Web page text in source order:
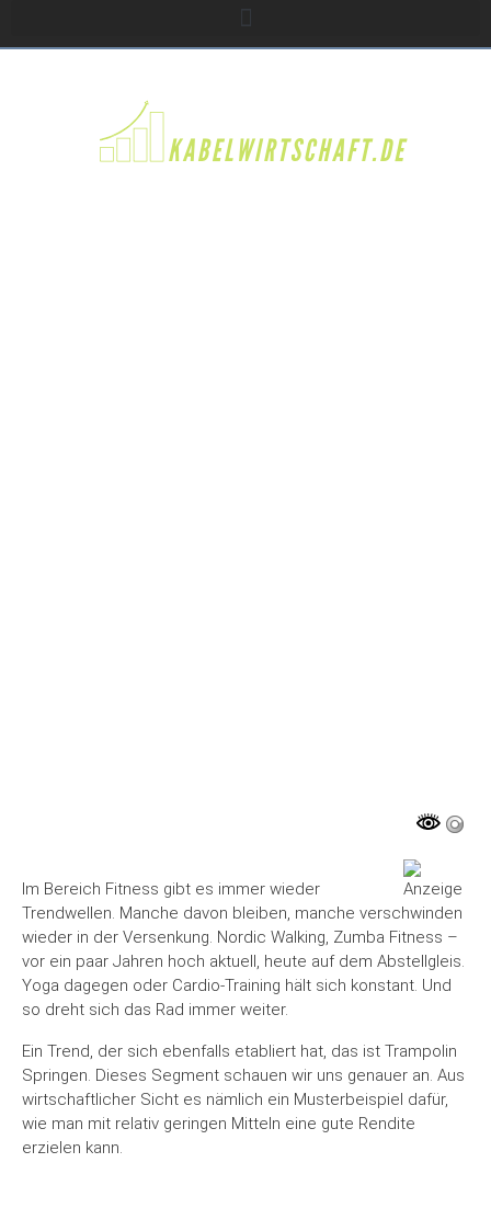
Im Bereich Fitness gibt es immer wieder
Trendwellen. Manche davon bleiben, manche verschwinden
wieder in der Versenkung. Nordic Walking, Zumba Fitness –
vor ein paar Jahren hoch aktuell, heute auf dem Abstellgleis.
Yoga dagegen oder Cardio-Training hält sich konstant. Und
so dreht sich das Rad immer weiter.
Ein Trend, der sich ebenfalls etabliert hat, das ist Trampolin
Springen. Dieses Segment schauen wir uns genauer an. Aus
wirtschaftlicher Sicht es nämlich ein Musterbeispiel dafür,
wie man mit relativ geringen Mitteln eine gute Rendite
erzielen kann.